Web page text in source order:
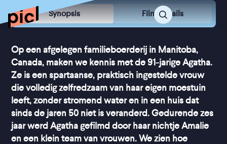
Synopsis Film Details
Op een afgelegen familieboerderij in Manitoba,
Canada, maken we kennis met de 91-jarige Agatha.
Ze is een spartaanse, praktisch ingestelde vrouw
die volledig zelfredzaam van haar eigen moestuin
leeft, zonder stromend water en in een huis dat
sinds de jaren 50 niet is veranderd. Gedurende zes
jaar werd Agatha gefilmd door haar nichtje Amalie
en een klein team van vrouwen. We zien hoe